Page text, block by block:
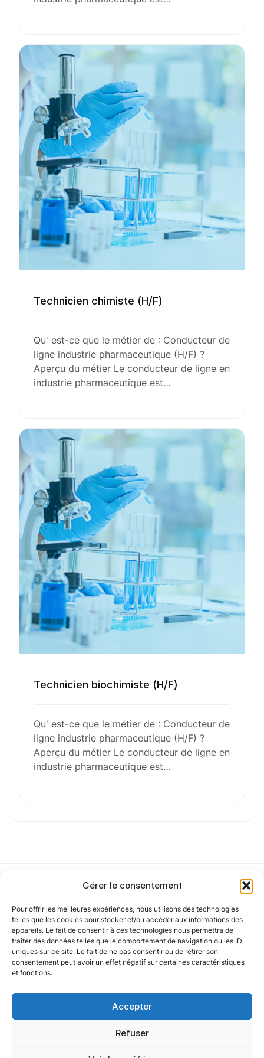
Gérer le consentement
Pour offrir les meilleures expériences, nous utilisons des technologies
telles que les cookies pour stocker et/ou accéder aux informations des
appareils. Le fait de consentir à ces technologies nous permettra de
traiter des données telles que le comportement de navigation ou les ID
uniques sur ce site. Le fait de ne pas consentir ou de retirer son
consentement peut avoir un effet négatif sur certaines caractéristiques
et fonctions.
Accepter
Refuser
Compétences Requises
Outils et Technologies ️
Formation et Qualifications
Perspectives de carrière
Avantages
Ces métiers peuvent vous intéresser
Envie de commencer
l’aventure avecnous?
Déposez votrecandidature
spontanée
Votre nom
Votre e-mail
Numéro de téléphone
Sélectionner une agence Oxygène Intérim/ BTT
Votre CV
Glisser & déposer les fichiers ici
Cet article a été partiellement rédigé à l’aide d’une intelligence artificielle et
vérifié par un auteur humain.
Technicien chimiste (H/F)
Qu' est-ce que le métier de : Conducteur de
ligne industrie pharmaceutique (H/F) ?
Aperçu du métier Le conducteur de ligne en
industrie pharmaceutique est…
Technicien biochimiste (H/F)
Qu' est-ce que le métier de : Conducteur de
ligne industrie pharmaceutique (H/F) ?
Aperçu du métier Le conducteur de ligne en
industrie pharmaceutique est…
Notre politique
Nos agences
Nos autres marques
Nos réseaux